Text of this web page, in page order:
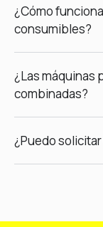
¿Cómo
consumibles?
¿Las máquinas
combinadas?
¿Puedo